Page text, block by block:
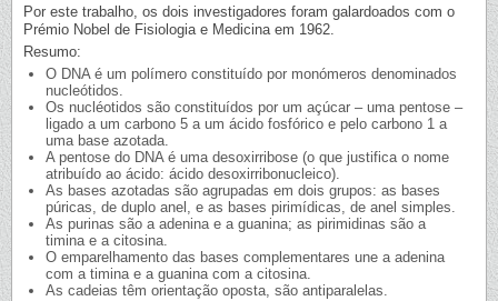
Por este trabalho, os dois investigadores foram galardoados com o
Prémio Nobel de Fisiologia e Medicina em 1962.
Resumo:
O DNA é um polímero constituído por monómeros denominados
nucleótidos.
Os nucléotidos são constituídos por um açúcar – uma pentose –
ligado a um carbono 5 a um ácido fosfórico e pelo carbono 1 a
uma base azotada.
A pentose do DNA é uma desoxirribose (o que justifica o nome
atribuído ao ácido: ácido desoxirribonucleico).
As bases azotadas são agrupadas em dois grupos: as bases
púricas, de duplo anel, e as bases pirimídicas, de anel simples.
As purinas são a adenina e a guanina; as pirimidinas são a
timina e a citosina.
O emparelhamento das bases complementares une a adenina
com a timina e a guanina com a citosina.
As cadeias têm orientação oposta, são antiparalelas.